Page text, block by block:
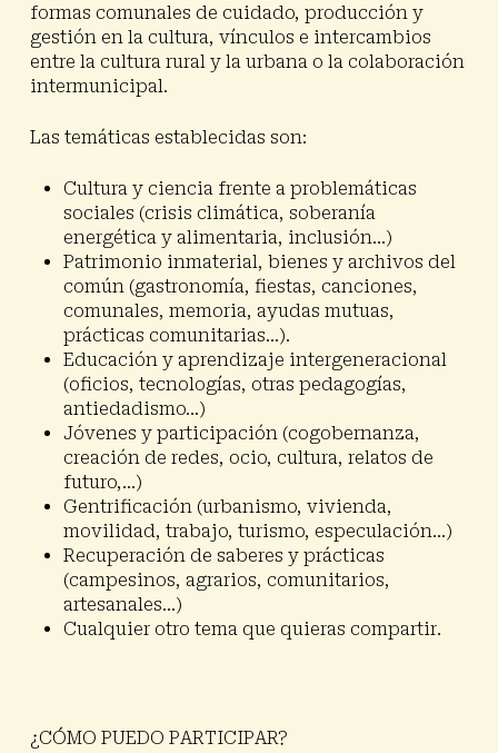
formas comunales de cuidado, producción y
gestión en la cultura, vínculos e intercambios
entre la cultura rural y la urbana o la colaboración
intermunicipal.
Las temáticas establecidas son:
Cultura y ciencia frente a problemáticas
sociales (crisis climática, soberanía
energética y alimentaria, inclusión…)
Patrimonio inmaterial, bienes y archivos del
común(gastronomía, fiestas, canciones,
comunales, memoria, ayudas mutuas,
prácticas comunitarias…).
Educación y aprendizaje intergeneracional
(oficios, tecnologías, otras pedagogías,
antiedadismo…)
Jóvenes y participación (cogobernanza,
creación de redes, ocio, cultura, relatos de
futuro,…)
Gentrificación(urbanismo, vivienda,
movilidad, trabajo, turismo, especulación…)
Recuperación de saberes y prácticas
(campesinos, agrarios, comunitarios,
artesanales…)
Cualquier otro tema que quieras compartir.
¿CÓMO PUEDO PARTICIPAR?